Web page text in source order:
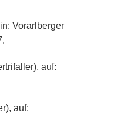
Vorarlberger
auf:
auf: